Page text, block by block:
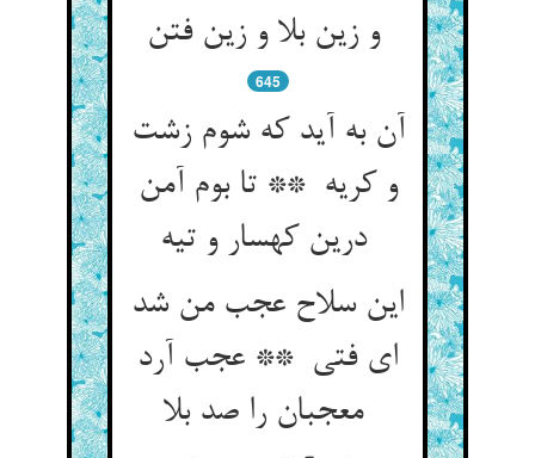
و زین بلا و زین فتن
645
آن به آید که شوم زشت
و کریه ** تا بوم آمن
درین کهسار و تیه
این سلاح عجب من شد
ای فتی ** عجب آرد
معجبان را صد بلا